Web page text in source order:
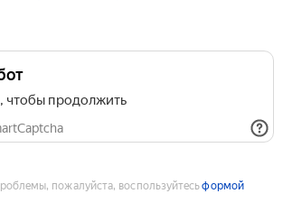
чтобы продолжить
пожалуйста, воспользуйтесьформой